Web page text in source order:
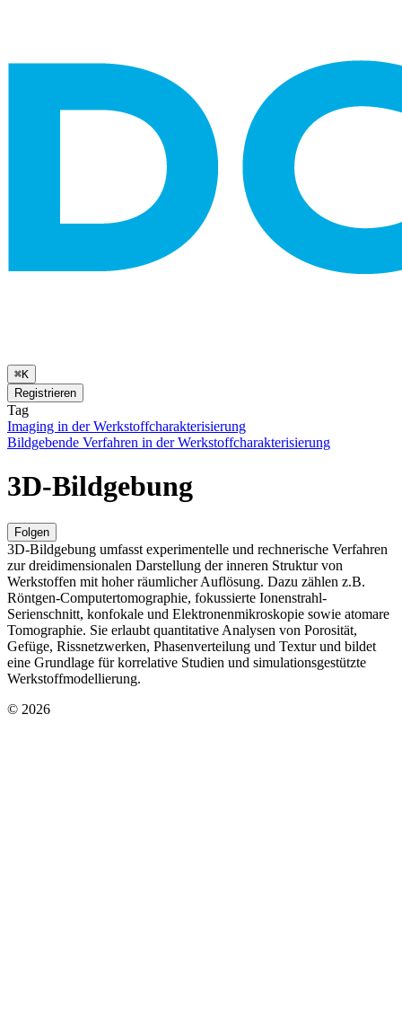
⌘K
Registrieren
Tag
Imaging in der Werkstoffcharakterisierung
Bildgebende Verfahren in der Werkstoffcharakterisierung
3D-Bildgebung
Folgen
3D-Bildgebung umfasst experimentelle und rechnerische Verfahren
zur dreidimensionalen Darstellung der inneren Struktur von
Werkstoffen mit hoher räumlicher Auflösung. Dazu zählen z.B.
Röntgen-Computertomographie, fokussierte Ionenstrahl-
Serienschnitt, konfokale und Elektronenmikroskopie sowie atomare
Tomographie. Sie erlaubt quantitative Analysen von Porosität,
Gefüge, Rissnetzwerken, Phasenverteilung und Textur und bildet
eine Grundlage für korrelative Studien und simulationsgestützte
Werkstoffmodellierung.
© 2026